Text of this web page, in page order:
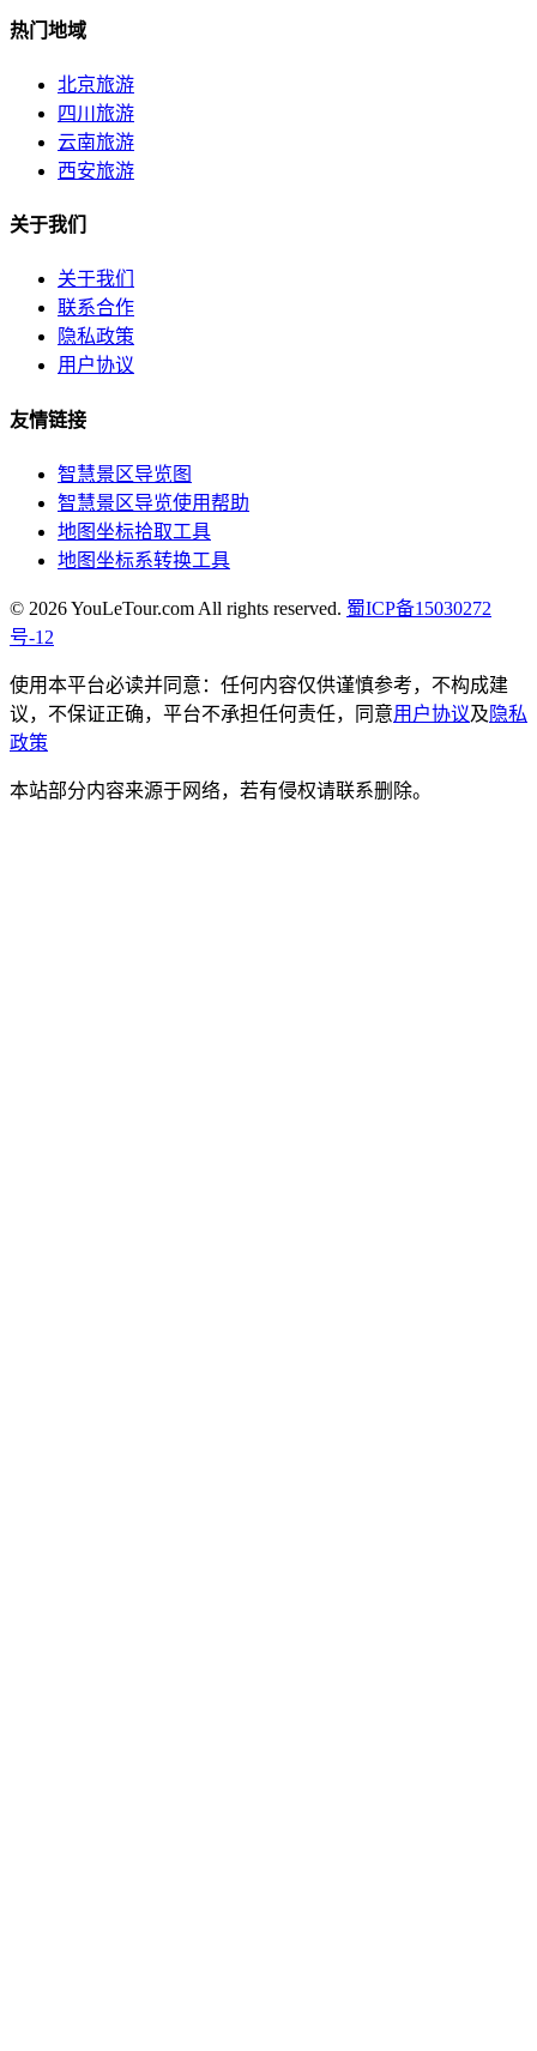
热门地域
北京旅游
四川旅游
云南旅游
西安旅游
关于我们
关于我们
联系合作
隐私政策
用户协议
友情链接
智慧景区导览图
智慧景区导览使用帮助
地图坐标拾取工具
地图坐标系转换工具
© 2026 YouLeTour.com All rights reserved. 蜀ICP备15030272
号-12
使用本平台必读并同意：任何内容仅供谨慎参考，不构成建
议，不保证正确，平台不承担任何责任，同意用户协议及 隐私
政策
本站部分内容来源于网络，若有侵权请联系删除。